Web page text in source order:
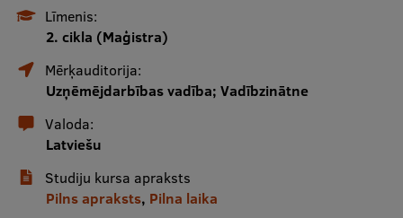
Uzņemšana
Praktiska informācija
Par RSU
Studentu dzīve
Līmenis:
2. cikla (Maģistra)
Mērķauditorija:
Uzņēmējdarbības vadība; Vadībzinātne
Valoda:
Latviešu
Studiju kursa apraksts
Pilns apraksts, Pilna laika